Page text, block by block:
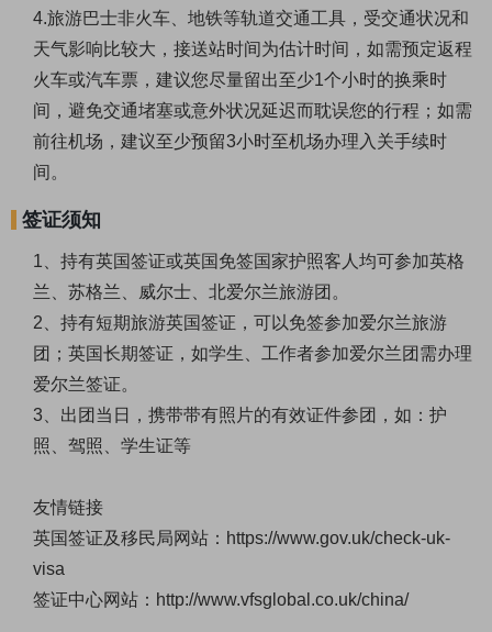
4.旅游巴士非火车、地铁等轨道交通工具，受交通状况和
天气影响比较大，接送站时间为估计时间，如需预定返程
火车或汽车票，建议您尽量留出至少1个小时的换乘时
间，避免交通堵塞或意外状况延迟而耽误您的行程；如需
前往机场，建议至少预留3小时至机场办理入关手续时
间。
签证须知
1、持有英国签证或英国免签国家护照客人均可参加英格
兰、苏格兰、威尔士、北爱尔兰旅游团。
2、持有短期旅游英国签证，可以免签参加爱尔兰旅游
团；英国长期签证，如学生、工作者参加爱尔兰团需办理
爱尔兰签证。
3、出团当日，携带带有照片的有效证件参团，如：护
照、驾照、学生证等
友情链接
英国签证及移民局网站： https://www.gov.uk/check-uk-
visa
签证中心网站： http://www.vfsglobal.co.uk/china/